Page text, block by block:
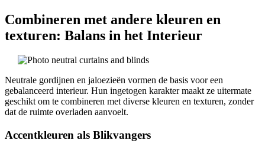
Combineren met andere kleuren en
texturen: Balans in het Interieur
Neutrale gordijnen en jaloezieën vormen de basis voor een
gebalanceerd interieur. Hun ingetogen karakter maakt ze uitermate
geschikt om te combineren met diverse kleuren en texturen, zonder
dat de ruimte overladen aanvoelt.
Accentkleuren als Blikvangers